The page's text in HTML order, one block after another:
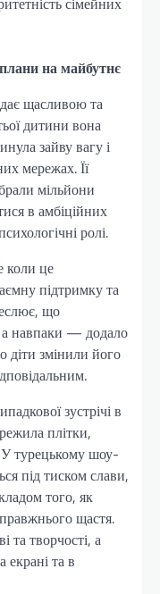
на майбутнє
щасливою та
дитини вона
зайву вагу і
мережах. Її
мільйони
в амбіційних
ролі.
коли це
підтримку та
що
а навпаки — додало
діти змінили його
зустрічі в
плітки,
У турецькому шоу-
під тиском слави,
того, як
щастя.
та творчості, а
та в